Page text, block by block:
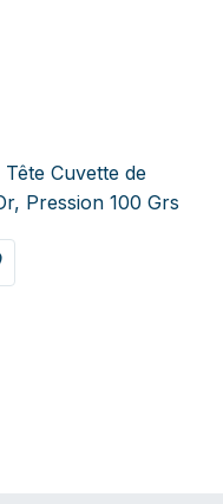
Cuvette de
Pression 100 Grs